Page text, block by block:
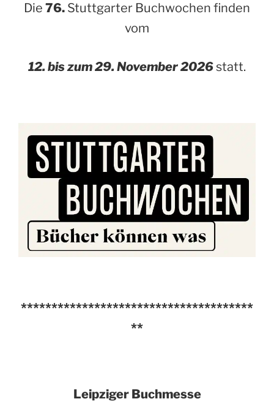
Die 76. Stuttgarter Buchwochen finden
vom
12. bis zum 29. November 2026statt.
**************************************
**
Leipziger Buchmesse